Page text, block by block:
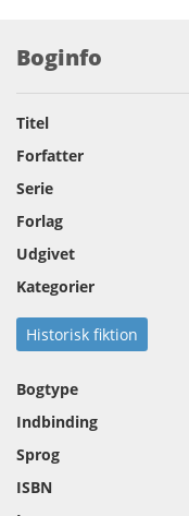
Boginfo
Titel
Forfatter
Serie
Forlag
Udgivet
Kategorier
Historisk fiktion
Bogtype
Indbinding
Sprog
ISBN